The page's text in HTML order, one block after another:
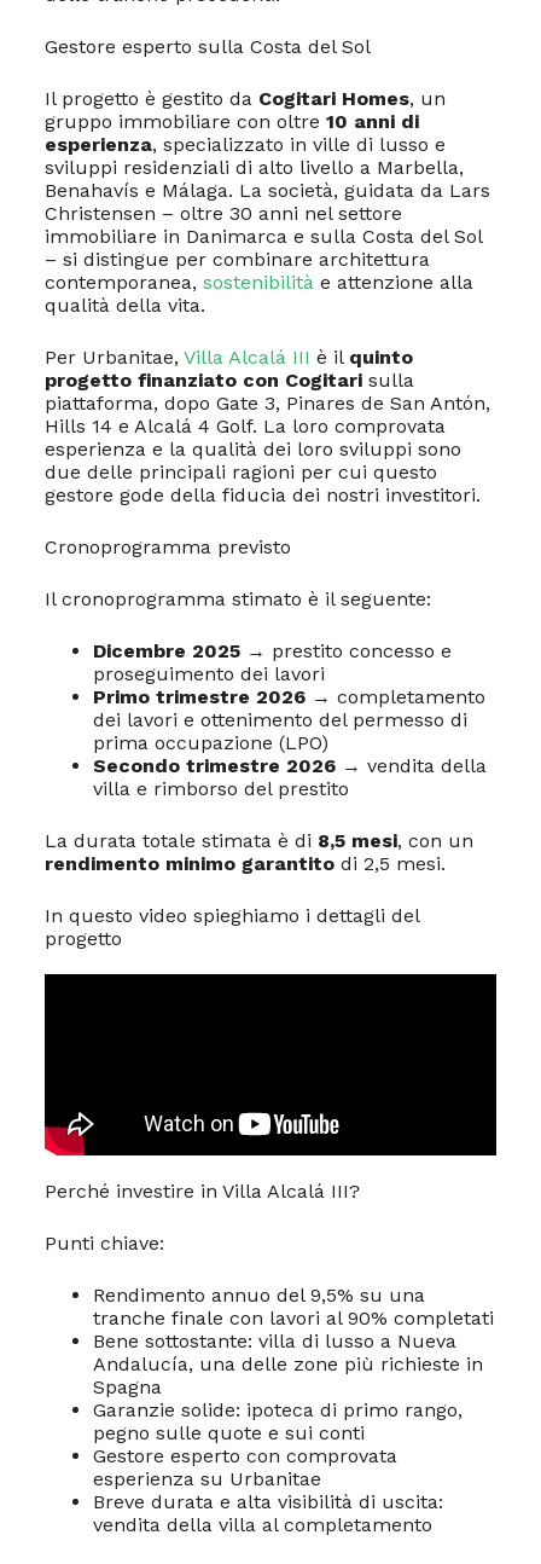
Gestore esperto sulla Costa del Sol
Il progetto è gestito da Cogitari Homes, un
gruppo immobiliare con oltre 10 anni di
esperienza, specializzato in ville di lusso e
sviluppi residenziali di alto livello a Marbella,
Benahavís e Málaga. La società, guidata da Lars
Christensen – oltre 30 anni nel settore
immobiliare in Danimarca e sulla Costa del Sol
– si distingue per combinare architettura
contemporanea, sostenibilitàe attenzione alla
qualità della vita.
Per Urbanitae, Villa Alcalá III è il quinto
progetto finanziato con Cogitarisulla
piattaforma, dopo Gate 3, Pinares de San Antón,
Hills 14 e Alcalá 4 Golf. La loro comprovata
esperienza e la qualità dei loro sviluppi sono
due delle principali ragioni per cui questo
gestore gode della fiducia dei nostri investitori.
Cronoprogramma previsto
Il cronoprogramma stimato è il seguente:
Dicembre 2025→ prestito concesso e
proseguimento dei lavori
Primo trimestre 2026→ completamento
dei lavori e ottenimento del permesso di
prima occupazione (LPO)
Secondo trimestre 2026→ vendita della
villa e rimborso del prestito
La durata totale stimata è di 8,5 mesi, con un
rendimento minimo garantitodi 2,5 mesi.
In questo video spieghiamo i dettagli del
progetto
Perché investire in Villa Alcalá III?
Punti chiave:
Rendimento annuo del 9,5% su una
tranche finale con lavori al 90% completati
Bene sottostante: villa di lusso a Nueva
Andalucía, una delle zone più richieste in
Spagna
Garanzie solide: ipoteca di primo rango,
pegno sulle quote e sui conti
Gestore esperto con comprovata
esperienza su Urbanitae
Breve durata e alta visibilità di uscita:
vendita della villa al completamento